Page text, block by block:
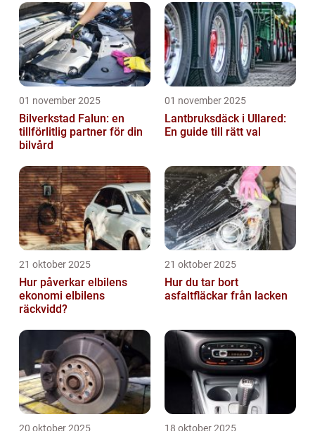
01 november 2025
Bilverkstad Falun: en
tillförlitlig partner för din
bilvård
01 november 2025
Lantbruksdäck i Ullared:
En guide till rätt val
21 oktober 2025
Hur påverkar elbilens
ekonomi elbilens
räckvidd?
21 oktober 2025
Hur du tar bort
asfaltfläckar från lacken
20 oktober 2025 18 oktober 2025